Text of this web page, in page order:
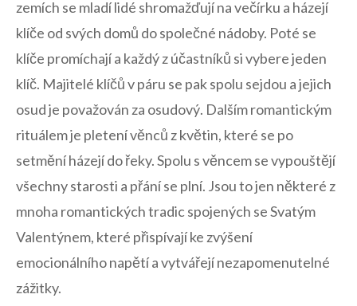
zemích se mladí lidé shromažďují na ⁤večírku a házejí
klíče od svých domů do společné nádoby. Poté​ se
klíče⁢ promíchají a každý z účastníků si vybere jeden
⁢klíč. Majitelé klíčů v páru se⁢ pak spolu sejdou a jejich
osud je považován za osudový. Dalším romantickým
rituálem je pletení věnců z květin, které se po
setmění ⁣házejí do⁢ řeky. Spolu s věncem⁤ se vypouštějí
všechny starosti a přání se plní. Jsou to jen některé z
mnoha romantických tradic spojených se Svatým
Valentýnem, které ‍přispívají ke ⁢zvýšení
⁣emocionálního napětí a vytvářejí nezapomenutelné
zážitky.